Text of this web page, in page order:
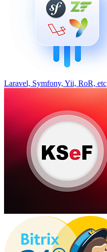
Laravel, Symfony, Yii, RoR, etc